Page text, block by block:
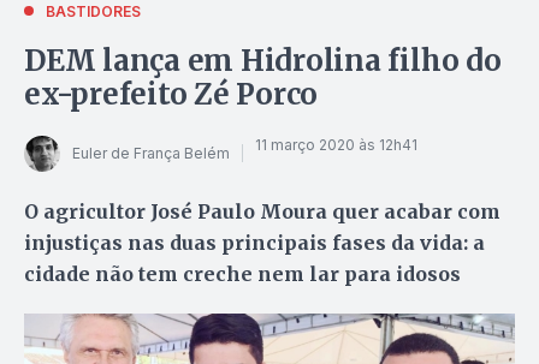
BASTIDORES
DEM lança em Hidrolina filho do
ex-prefeito Zé Porco
Euler de França Belém 11 março 2020 às 12h41
O agricultor José Paulo Moura quer acabar com
injustiças nas duas principais fases da vida: a
cidade não tem creche nem lar para idosos